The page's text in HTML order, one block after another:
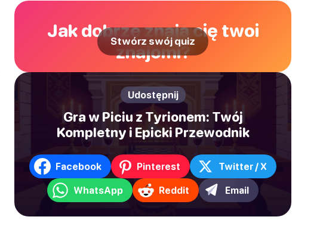
Jak dobrze znają cię twoi
znajomi?
Stwórz swój quiz
Udostępnij
Gra w Piciu z Tyrionem: Twój
Kompletny i Epicki Przewodnik
Facebook Pinterest Twitter / X
WhatsApp Reddit Email